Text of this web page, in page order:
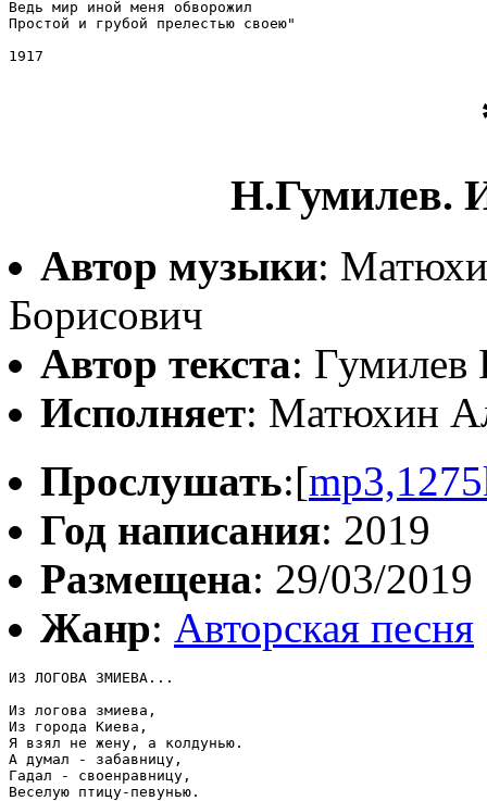
Ведь мир иной меня обворожил
Простой и грубой прелестью своею"
Н.Гумилев.
Автор музыки:
Борисович
Автор текста: Гумилев
Исполняет: Матюхин
Прослушать:[
Год написания: 2019
Размещена: 29/03/2019
Жанр: Авторская песня
ИЗ ЛОГОВА ЗМИЕВА...
Из логова змиева,
Из города Киева,
Я взял не жену, а колдунью.
А думал - забавницу,
Гадал - своенравницу,
Веселую птицу-певунью.